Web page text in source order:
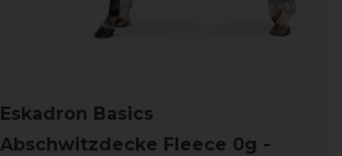
Eskadron Basics
Abschwitzdecke Fleece 0g -